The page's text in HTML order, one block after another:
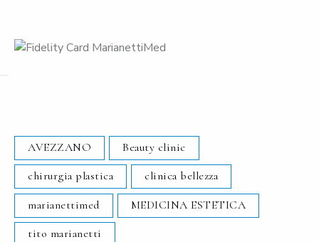
AVEZZANO Beauty clinic
chirurgia plastica clinica bellezza
marianettimed MEDICINA ESTETICA
tito marianetti